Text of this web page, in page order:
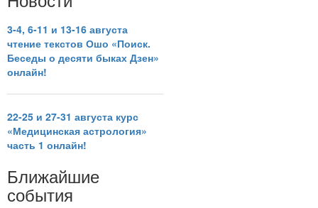
3-4, 6-11 и 13-16 августа
чтение текстов Ошо «Поиск.
Беседы о десяти быках Дзен»
онлайн!
22-25 и 27-31 августа курс
«Медицинская астрология»
часть 1 онлайн!
Ближайшие
события